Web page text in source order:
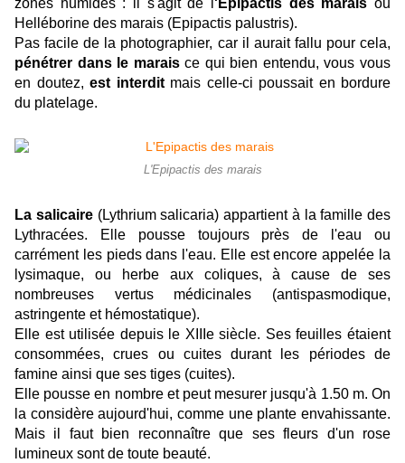
zones humides : il s'agit de l 'Epipactis des marais ou
Helléborine des marais (Epipactis palustris).
Pas facile de la photographier, car il aurait fallu pour cela,
pénétrer dans le maraisce qui bien entendu, vous vous
en doutez, est interditmais celle-ci poussait en bordure
du platelage.
L'Epipactis des marais
La salicaire(Lythrium salicaria) appartient à la famille des
Lythracées. Elle pousse toujours près de l'eau ou
carrément les pieds dans l'eau. Elle est encore appelée la
lysimaque, ou herbe aux coliques, à cause de ses
nombreuses vertus médicinales (antispasmodique,
astringente et hémostatique).
Elle est utilisée depuis le XIIIe siècle. Ses feuilles étaient
consommées, crues ou cuites durant les périodes de
famine ainsi que ses tiges (cuites).
Elle pousse en nombre et peut mesurer jusqu'à 1.50 m. On
la considère aujourd'hui, comme une plante envahissante.
Mais il faut bien reconnaître que ses fleurs d'un rose
lumineux sont de toute beauté.